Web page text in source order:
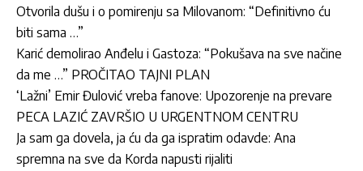
Otvorila dušu i o pomirenju sa Milovanom: “Definitivno ću
biti sama …”
Karić demolirao Anđelu i Gastoza: “Pokušava na sve načine
da me …” PROČITAO TAJNI PLAN
‘Lažni’ Emir Đulović vreba fanove: Upozorenje na prevare
PECA LAZIĆ ZAVRŠIO U URGENTNOM CENTRU
Ja sam ga dovela, ja ću da ga ispratim odavde: Ana
spremna na sve da Korda napusti rijaliti